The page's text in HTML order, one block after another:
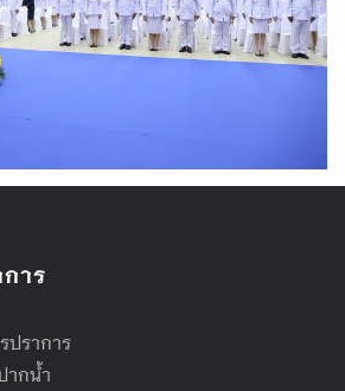
าร
ปราการ
ากน้ำ